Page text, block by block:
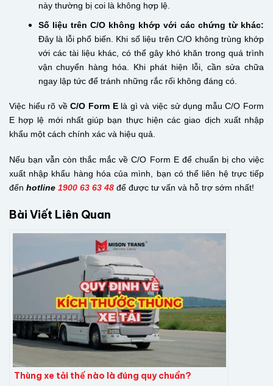
này thường bị coi là không hợp lệ.
Số liệu trên C/O không khớp với các chứng từ khác:
Đây là lỗi phổ biến. Khi số liệu trên C/O không trùng khớp
với các tài liệu khác, có thể gây khó khăn trong quá trình
vận chuyển hàng hóa. Khi phát hiện lỗi, cần sửa chữa
ngay lập tức để tránh những rắc rối không đáng có.
Việc hiểu rõ vềC/O Form Elà gì và việc sử dụng mẫu C/O Form
E hợp lệ mới nhất giúp bạn thực hiện các giao dịch xuất nhập
khẩu một cách chính xác và hiệu quả.
Nếu bạn vẫn còn thắc mắc về C/O Form E để chuẩn bị cho việc
xuất nhập khẩu hàng hóa của mình, bạn có thể liên hệ trực tiếp
đến hotline 1900 63 63 48 để được tư vấn và hỗ trợ sớm nhất!
Bài Viết Liên Quan
Thùng xe tải thế nào là đúng quy chuẩn?